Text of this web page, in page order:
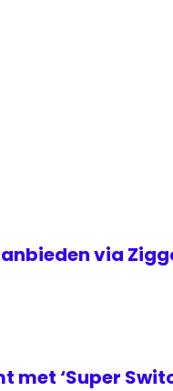
via
met ‘Super